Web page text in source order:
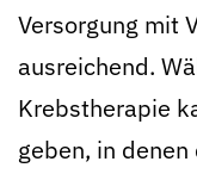
Versorgung mit
ausreichend.
Krebstherapie
geben, in